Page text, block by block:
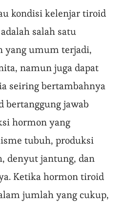
kondisi kelenjar tiroid
salah satu
yang umum terjadi,
namun juga dapat
seiring bertambahnya
bertanggung jawab
hormon yang
tubuh, produksi
denyut jantung, dan
Ketika hormon tiroid
jumlah yang cukup,